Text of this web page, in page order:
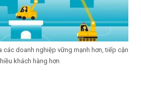
các doanh nghiệp vững mạnh hơn, tiếp cận
khách hàng hơn